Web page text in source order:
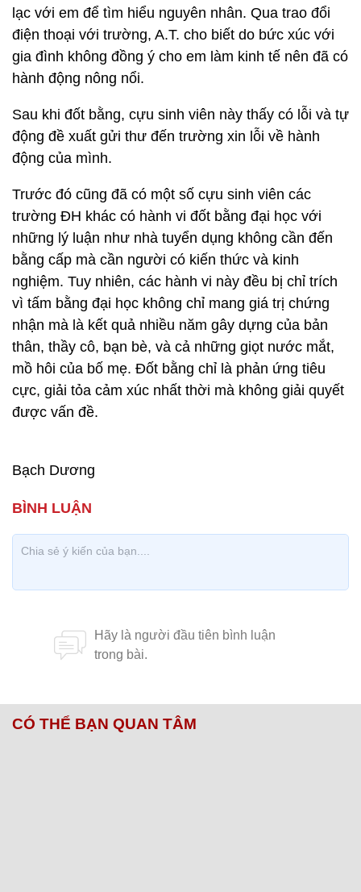
lạc với em để tìm hiểu nguyên nhân. Qua trao đổi
điện thoại với trường, A.T. cho biết do bức xúc với
gia đình không đồng ý cho em làm kinh tế nên đã có
hành động nông nổi.
Sau khi đốt bằng, cựu sinh viên này thấy có lỗi và tự
động đề xuất gửi thư đến trường xin lỗi về hành
động của mình.
Trước đó cũng đã có một số cựu sinh viên các
trường ĐH khác có hành vi đốt bằng đại học với
những lý luận như nhà tuyển dụng không cần đến
bằng cấp mà cần người có kiến thức và kinh
nghiệm. Tuy nhiên, các hành vi này đều bị chỉ trích
vì tấm bằng đại học không chỉ mang giá trị chứng
nhận mà là kết quả nhiều năm gây dựng của bản
thân, thầy cô, bạn bè, và cả những giọt nước mắt,
mồ hôi của bố mẹ. Đốt bằng chỉ là phản ứng tiêu
cực, giải tỏa cảm xúc nhất thời mà không giải quyết
được vấn đề.
Bạch Dương
CÓ THỂ BẠN QUAN TÂM